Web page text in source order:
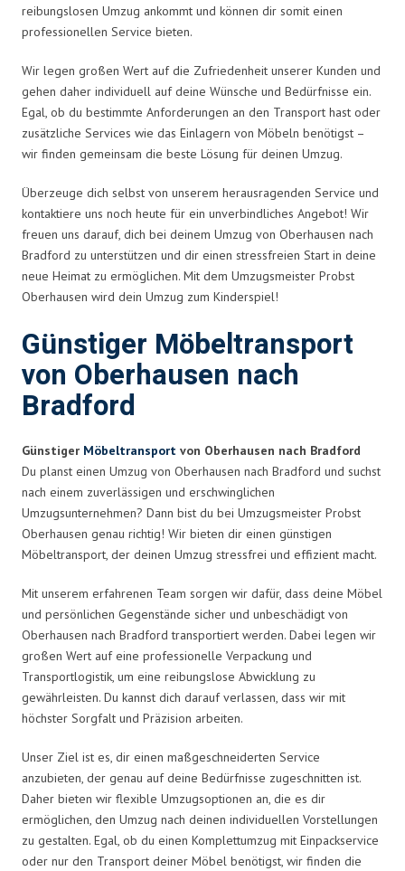
reibungslosen Umzug ankommt und können dir somit einen
professionellen Service bieten.
Wir legen großen Wert auf die Zufriedenheit unserer Kunden und
gehen daher individuell auf deine Wünsche und Bedürfnisse ein.
Egal, ob du bestimmte Anforderungen an den Transport hast oder
zusätzliche Services wie das Einlagern von Möbeln benötigst –
wir finden gemeinsam die beste Lösung für deinen Umzug.
Überzeuge dich selbst von unserem herausragenden Service und
kontaktiere uns noch heute für ein unverbindliches Angebot! Wir
freuen uns darauf, dich bei deinem Umzug von Oberhausen nach
Bradford zu unterstützen und dir einen stressfreien Start in deine
neue Heimat zu ermöglichen. Mit dem Umzugsmeister Probst
Oberhausen wird dein Umzug zum Kinderspiel!
Günstiger Möbeltransport
von Oberhausen nach
Bradford
Günstiger Möbeltransport von Oberhausen nach Bradford
Du planst einen Umzug von Oberhausen nach Bradford und suchst
nach einem zuverlässigen und erschwinglichen
Umzugsunternehmen? Dann bist du bei Umzugsmeister Probst
Oberhausen genau richtig! Wir bieten dir einen günstigen
Möbeltransport, der deinen Umzug stressfrei und effizient macht.
Mit unserem erfahrenen Team sorgen wir dafür, dass deine Möbel
und persönlichen Gegenstände sicher und unbeschädigt von
Oberhausen nach Bradford transportiert werden. Dabei legen wir
großen Wert auf eine professionelle Verpackung und
Transportlogistik, um eine reibungslose Abwicklung zu
gewährleisten. Du kannst dich darauf verlassen, dass wir mit
höchster Sorgfalt und Präzision arbeiten.
Unser Ziel ist es, dir einen maßgeschneiderten Service
anzubieten, der genau auf deine Bedürfnisse zugeschnitten ist.
Daher bieten wir flexible Umzugsoptionen an, die es dir
ermöglichen, den Umzug nach deinen individuellen Vorstellungen
zu gestalten. Egal, ob du einen Komplettumzug mit Einpackservice
oder nur den Transport deiner Möbel benötigst, wir finden die